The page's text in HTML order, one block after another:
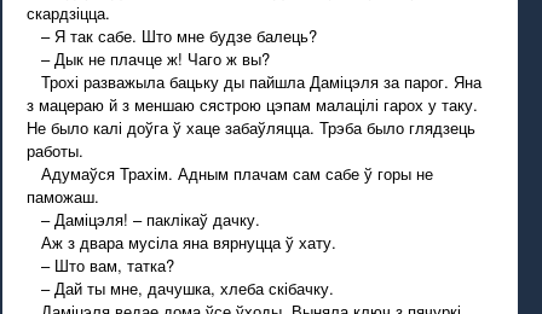
скардзіцца.
– Я так сабе. Што мне будзе балець?
– Дык не плачце ж! Чаго ж вы?
Трохі разважыла бацьку ды пайшла Даміцэля за парог. Яна
з мацераю й з меншаю сястрою цэпам малацілі гарох у таку.
Не было калі доўга ў хаце забаўляцца. Трэба было глядзець
работы.
Адумаўся Трахім. Адным плачам сам сабе ў горы не
паможаш.
– Даміцэля! – паклікаў дачку.
Аж з двара мусіла яна вярнуцца ў хату.
– Што вам, татка?
– Дай ты мне, дачушка, хлеба скібачку.